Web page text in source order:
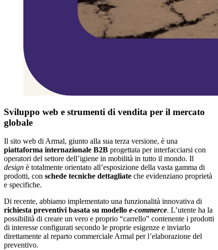
Sviluppo web e strumenti di vendita per il mercato
globale
Il sito web di Armal, giunto alla sua terza versione, è una
piattaforma internazionale B2B progettata per interfacciarsi con
operatori del settore dell’igiene in mobilità in tutto il mondo. Il
design è totalmente orientato all’esposizione della vasta gamma di
prodotti, con schede tecniche dettagliate che evidenziano proprietà
e specifiche.
Di recente, abbiamo implementato una funzionalità innovativa di
richiesta preventivi basata su modello e-commerce. L’utente ha la
possibilità di creare un vero e proprio “carrello” contenente i prodotti
di interesse configurati secondo le proprie esigenze e inviarlo
direttamente al reparto commerciale Armal per l’elaborazione del
preventivo.